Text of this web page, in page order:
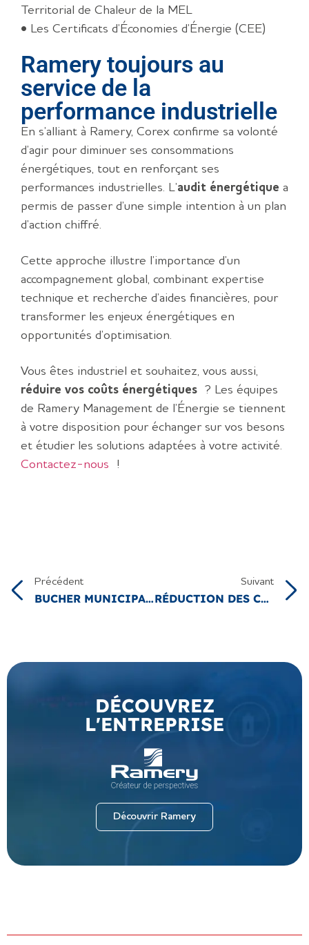
Territorial de Chaleur de la MEL
• Les Certificats d’Économies d’Énergie (CEE)
Ramery toujours au
service de la
performance industrielle
En s’alliant à Ramery, Corex confirme sa volonté
d’agir pour diminuer ses consommations
énergétiques, tout en renforçant ses
performances industrielles. L’audit énergétique a
permis de passer d’une simple intention à un plan
d’action chiffré.
Cette approche illustre l’importance d’un
accompagnement global, combinant expertise
technique et recherche d’aides financières, pour
transformer les enjeux énergétiques en
opportunités d’optimisation.
Vous êtes industriel et souhaitez, vous aussi,
réduire vos coûts énergétiques ? Les équipes
de Ramery Management de l’Énergie se tiennent
à votre disposition pour échanger sur vos besons
et étudier les solutions adaptées à votre activité.
Contactez-nous !
Précédent
BUCHER MUNICIPAL ENGAGE SA TRANSITION ÉNERGÉTIQUE AUX CÔTÉS DE RAMERY
Suivant
RÉDUCTION DES CONSOMMATIONS ÉNERGÉTIQUE ET MISE EN CONFORMITÉ AVEC LE DÉCRET BACS : RAMERY ÉPAULE MOVNTEC
DÉCOUVREZ
L'ENTREPRISE
Découvrir Ramery